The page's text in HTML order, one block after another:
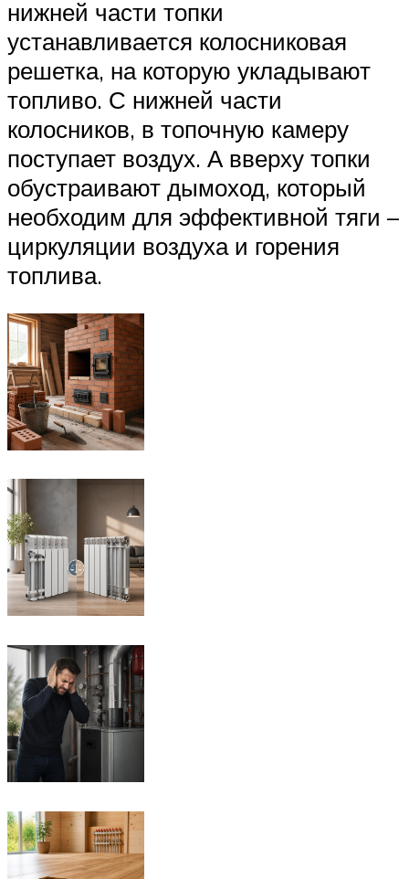
нижней части топки
устанавливается колосниковая
решетка, на которую укладывают
топливо. С нижней части
колосников, в топочную камеру
поступает воздух. А вверху топки
обустраивают дымоход, который
необходим для эффективной тяги –
циркуляции воздуха и горения
топлива.